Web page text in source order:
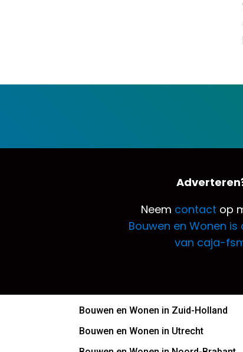
Neem contact op
Bouwen en Wonen is
van caja-
Bouwen en Wonen in Zuid-Holland
Bouwen en Wonen in Utrecht